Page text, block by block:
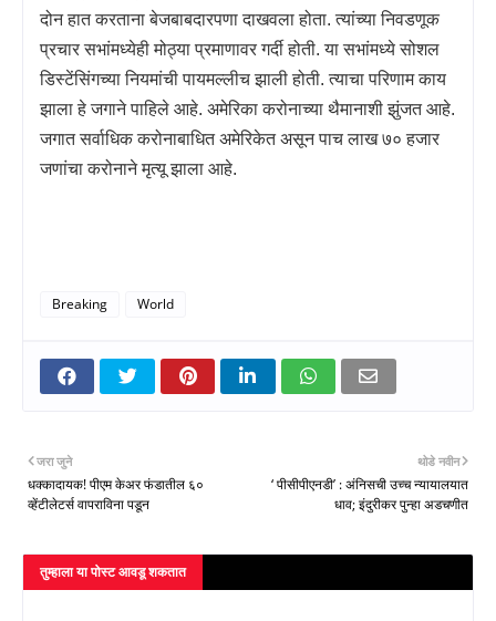
दोन हात करताना बेजबाबदारपणा दाखवला होता. त्यांच्या निवडणूक
प्रचार सभांमध्येही मोठ्या प्रमाणावर गर्दी होती. या सभांमध्ये सोशल
डिस्टेंसिंगच्या नियमांची पायमल्लीच झाली होती. त्याचा परिणाम काय
झाला हे जगाने पाहिले आहे. अमेरिका करोनाच्या थैमानाशी झुंजत आहे.
जगात सर्वाधिक करोनाबाधित अमेरिकेत असून पाच लाख ७० हजार
जणांचा करोनाने मृत्यू झाला आहे.
Breaking World
थोडे नवीन
‘ पीसीपीएनडी’ : अंनिसची उच्च न्यायालयात
धाव; इंदुरीकर पुन्हा अडचणीत
जरा जुने
धक्कादायक! पीएम केअर फंडातील ६०
व्हेंटीलेटर्स वापराविना पडून
तुम्‍हाला या पोस्‍ट आवडू शकतात